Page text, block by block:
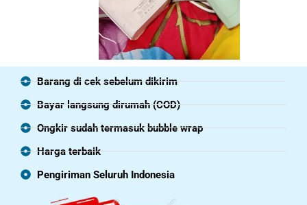
Barang di cek sebelum dikirim
Bayar langsung dirumah (COD)
Ongkir sudah termasuk bubble wrap
Harga terbaik
Pengiriman Seluruh Indonesia